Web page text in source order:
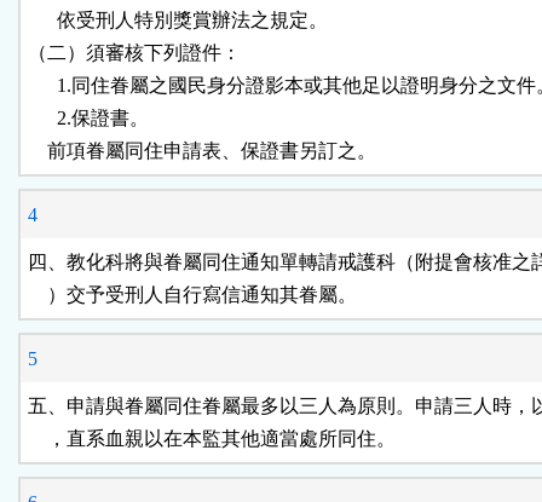
      依受刑人特別獎賞辦法之規定。
（二）須審核下列證件：
1.同住眷屬之國民身分證影本或其他足以證明身分之文件
      2.保證書。
    前項眷屬同住申請表、保證書另訂之。
4
四、教化科將與眷屬同住通知單轉請戒護科（附提會核准之
    ）交予受刑人自行寫信通知其眷屬。
5
五、申請與眷屬同住眷屬最多以三人為原則。申請三人時，
    ，直系血親以在本監其他適當處所同住。